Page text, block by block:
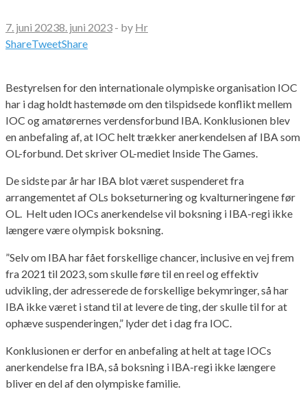
7. juni 20238. juni 2023 - by Hr
ShareTweetShare
Bestyrelsen for den internationale olympiske organisation IOC
har i dag holdt hastemøde om den tilspidsede konflikt mellem
IOC og amatørernes verdensforbund IBA. Konklusionen blev
en anbefaling af, at IOC helt trækker anerkendelsen af IBA som
OL-forbund. Det skriver OL-mediet Inside The Games.
De sidste par år har IBA blot været suspenderet fra
arrangementet af OLs bokseturnering og kvalturneringene før
OL. Helt uden IOCs anerkendelse vil boksning i IBA-regi ikke
længere være olympisk boksning.
”Selv om IBA har fået forskellige chancer, inclusive en vej frem
fra 2021 til 2023, som skulle føre til en reel og effektiv
udvikling, der adresserede de forskellige bekymringer, så har
IBA ikke været i stand til at levere de ting, der skulle til for at
ophæve suspenderingen,” lyder det i dag fra IOC.
Konklusionen er derfor en anbefaling at helt at tage IOCs
anerkendelse fra IBA, så boksning i IBA-regi ikke længere
bliver en del af den olympiske familie.